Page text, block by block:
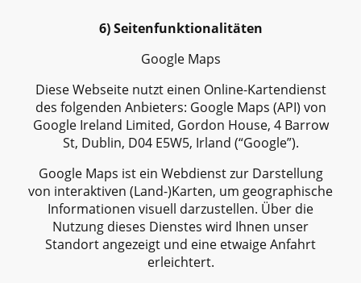
6) Seitenfunktionalitäten
Google Maps
Diese Webseite nutzt einen Online-Kartendienst
des folgenden Anbieters: Google Maps (API) von
Google Ireland Limited, Gordon House, 4 Barrow
St, Dublin, D04 E5W5, Irland (“Google”).
Google Maps ist ein Webdienst zur Darstellung
von interaktiven (Land-)Karten, um geographische
Informationen visuell darzustellen. Über die
Nutzung dieses Dienstes wird Ihnen unser
Standort angezeigt und eine etwaige Anfahrt
erleichtert.